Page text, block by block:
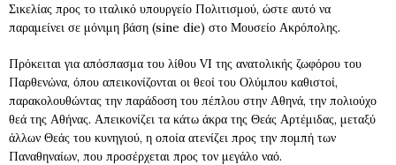
Σικελίας προς το ιταλικό υπουργείο Πολιτισμού, ώστε αυτό να
παραμείνει σε μόνιμη βάση (sine die) στο Μουσείο Ακρόπολης.
Πρόκειται για απόσπασμα του λίθου VI της ανατολικής ζωφόρου του
Παρθενώνα, όπου απεικονίζονται οι θεοί του Ολύμπου καθιστοί,
παρακολουθώντας την παράδοση του πέπλου στην Αθηνά, την πολιούχο
θεά της Αθήνας. Απεικονίζει τα κάτω άκρα της Θεάς Αρτέμιδας, μεταξύ
άλλων Θεάς του κυνηγιού, η οποία ατενίζει προς την πομπή των
Παναθηναίων, που προσέρχεται προς τον μεγάλο ναό.